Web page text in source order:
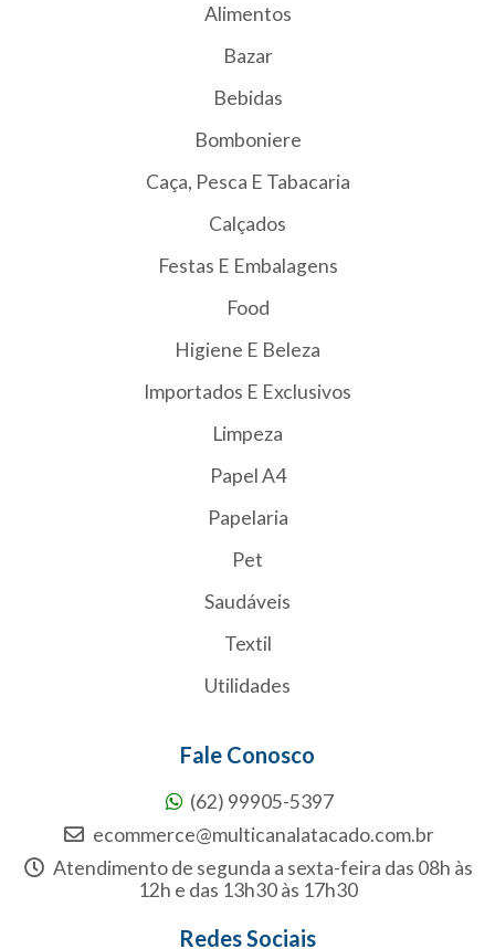
Alimentos
Bazar
Bebidas
Bomboniere
Caça, Pesca E Tabacaria
Calçados
Festas E Embalagens
Food
Higiene E Beleza
Importados E Exclusivos
Limpeza
Papel A4
Papelaria
Pet
Saudáveis
Textil
Utilidades
Fale Conosco
(62) 99905-5397
ecommerce@multicanalatacado.com.br
Atendimento de segunda a sexta-feira das 08h às
12h e das 13h30 às 17h30
Redes Sociais